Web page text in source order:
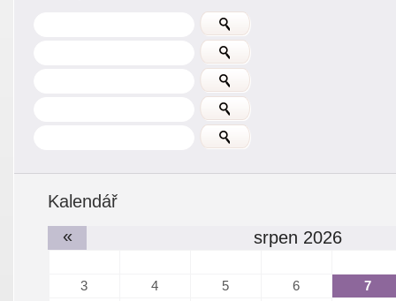
Kalendář
«
srpen 2026
3 4 5 6
7